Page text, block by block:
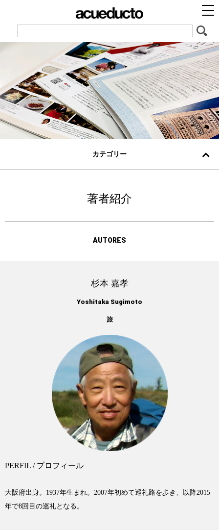
カテゴリー
著者紹介
AUTORES
杉本 嘉孝
Yoshitaka Sugimoto
旅
PERFIL / プロフィール
大阪府出身。1937年生まれ。2007年初めて巡礼路を歩き、以降2015
年で8回目の巡礼となる。